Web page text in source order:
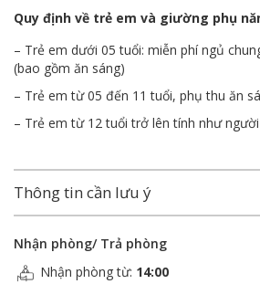
Quy định về trẻ em và giường phụ
– Trẻ em dưới 05 tuổi: miễn phí ngủ
(bao gồm ăn sáng)
– Trẻ em từ 05 đến 11 tuổi, phụ thu ăn
– Trẻ em từ 12 tuổi trở lên tính như
Thông tin cần lưu ý
Nhận phòng/ Trả phòng
Nhận phòng từ: 14:00